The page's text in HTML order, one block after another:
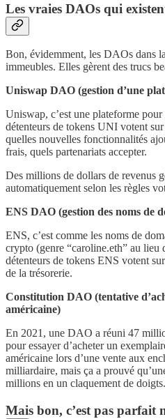
Les vraies DAOs qui
Bon, évidemment, les DAOs dans
immeubles. Elles gèrent des trucs
Uniswap DAO (gestion d’une
Uniswap, c’est une plateforme
détenteurs de tokens UNI votent
quelles nouvelles fonctionnalités
frais, quels partenariats accepter.
Des millions de dollars de revenus
automatiquement selon les règles
ENS DAO (gestion des noms de
ENS, c’est comme les noms de
crypto (genre “caroline.eth” au lieu
détenteurs de tokens ENS votent
de la trésorerie.
Constitution DAO (tentative
américaine)
En 2021, une DAO a réuni 47
pour essayer d’acheter un
américaine lors d’une vente aux
milliardaire, mais ça a prouvé
millions en un claquement de doigts.
Mais bon, c’est pas parfait